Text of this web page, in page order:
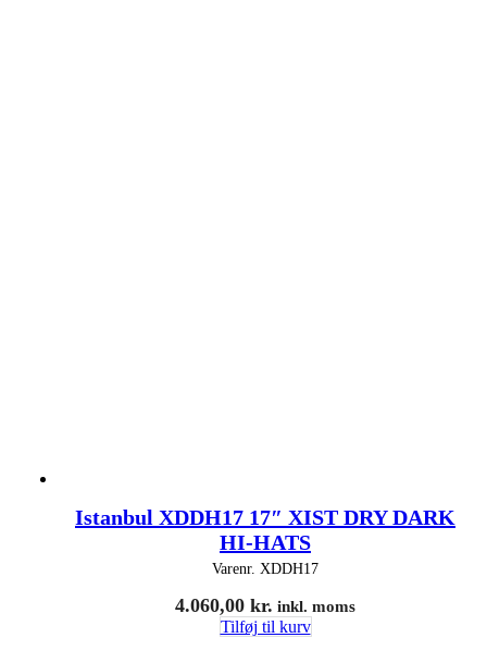
Istanbul XDDH17 17″ XIST DRY DARK
HI-HATS
Varenr. XDDH17
4.060,00 kr. inkl. moms
Tilføj til kurv